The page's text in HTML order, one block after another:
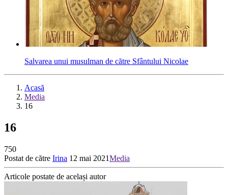
Sal­va­rea unui musul­man de către Sfân­tu­lui Nico­lae
Acasă
Media
16
16
750
Postat de către Irina 12 mai 2021Media
Articole postate de același autor